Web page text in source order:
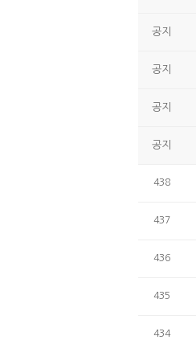
공지
공지
공지
공지
438
437
436
435
434